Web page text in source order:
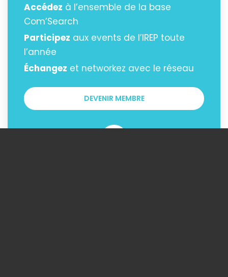
Accédez à l’ensemble de la base
Com’Search
Participez aux events de l’IREP toute
l’année
Échangez et networkez avec le réseau
DEVENIR MEMBRE